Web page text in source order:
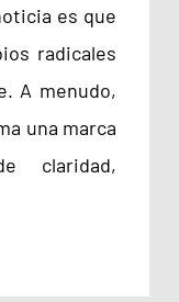
es que
radicales
A menudo,
una marca
claridad,